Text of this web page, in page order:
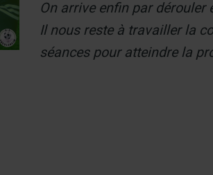
On arrive enfin par
Il nous reste à travailler la
séances pour atteindre la